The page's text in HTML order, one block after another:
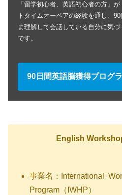
「留学初心者、英語初心者の方」
トタイムオーペアの経験を通し、
ま理解して会話している自分に気
です。
90日間英語脳獲得プログ
English
事業名：International
Program（IWHP）